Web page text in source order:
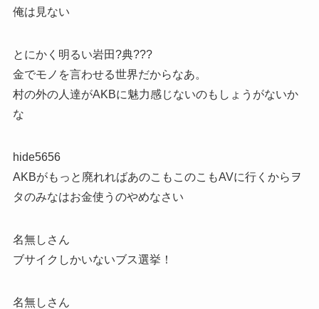
俺は見ない
とにかく明るい岩田?典???
金でモノを言わせる世界だからなあ。
村の外の人達がAKBに魅力感じないのもしょうがないか
な
hide5656
AKBがもっと廃れればあのこもこのこもAVに行くからヲ
タのみなはお金使うのやめなさい
名無しさん
ブサイクしかいないブス選挙！
名無しさん